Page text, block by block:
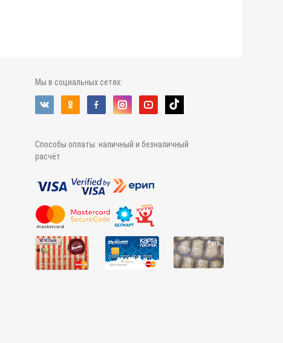
Мы в социальных сетях:
Способы оплаты: наличный и безналичный
расчёт